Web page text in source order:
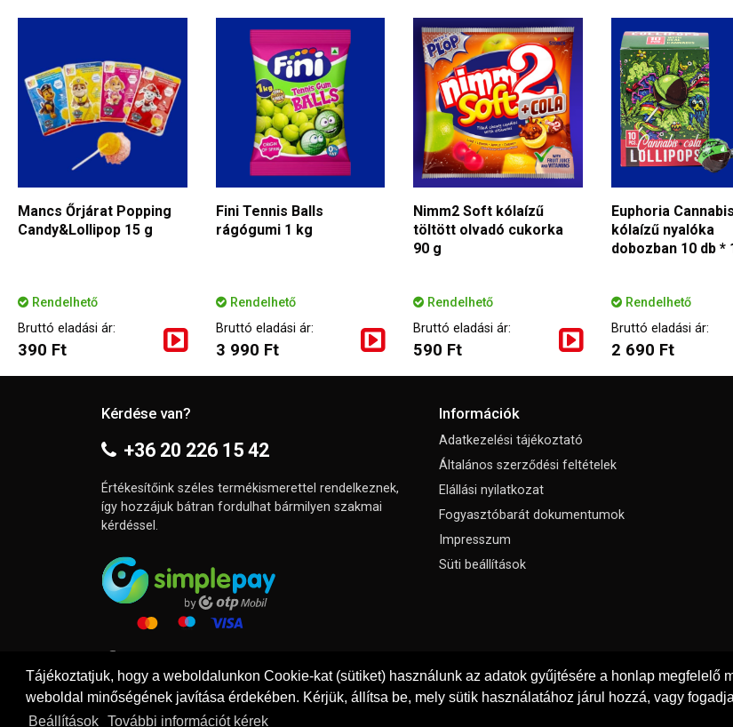
Tájékoztatjuk, hogy a weboldalunkon Cookie-kat (sütiket) használunk az adatok gyűjtésére a honlap megfelelő
weboldal minőségének javítása érdekében. Kérjük, állítsa be, mely sütik használatához járul hozzá, vagy
Beállítások
További információt kérek
Mancs Őrjárat Popping
Candy&Lollipop 15 g
Rendelhető
Bruttó eladási ár:
390 Ft
Fini Tennis Balls
rágógumi 1 kg
Rendelhető
Bruttó eladási ár:
3 990 Ft
Nimm2 Soft kólaízű
töltött olvadó cukorka
90 g
Rendelhető
Bruttó eladási ár:
590 Ft
Euphoria Cannabis
kólaízű nyalóka
dobozban 10 db *
Rendelhető
Bruttó eladási ár:
2 690 Ft
Kérdése van?
+36 20 226 15 42
Értékesítőink széles termékismerettel rendelkeznek,
így hozzájuk bátran fordulhat bármilyen szakmai
kérdéssel.
Információk
Adatkezelési tájékoztató
Általános szerződési feltételek
Elállási nyilatkozat
Fogyasztóbarát dokumentumok
Impresszum
Süti beállítások
© Copyright 2026Padola Kft.Minden jog